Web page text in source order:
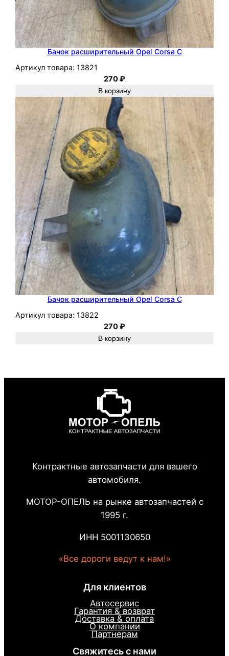
Бачок расширительный Opel Corsa C
Артикул товара: 13821
270₽
В корзину
Бачок расширительный Opel Corsa C
Артикул товара: 13822
270₽
В корзину
Контрактные автозапчасти для вашего
автомобиля.
МОТОР-ОПЕЛЬ на рынке автозапчастей с
1995 г.
ИНН 5001130650
«Все дороги ведут к нам!»
Для клиентов
Автосервис
Гарантия & возврат
Доставка & оплата
О компании
Партнерам
Свяжитесь с нами